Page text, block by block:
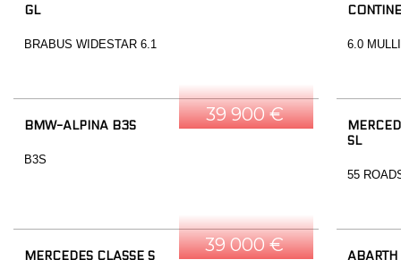
GL
BRABUS WIDESTAR 6.1 6.0
39 900 €
BMW-ALPINA B3S
B3S
SL
55
39 000 €
MERCEDES CLASSE S